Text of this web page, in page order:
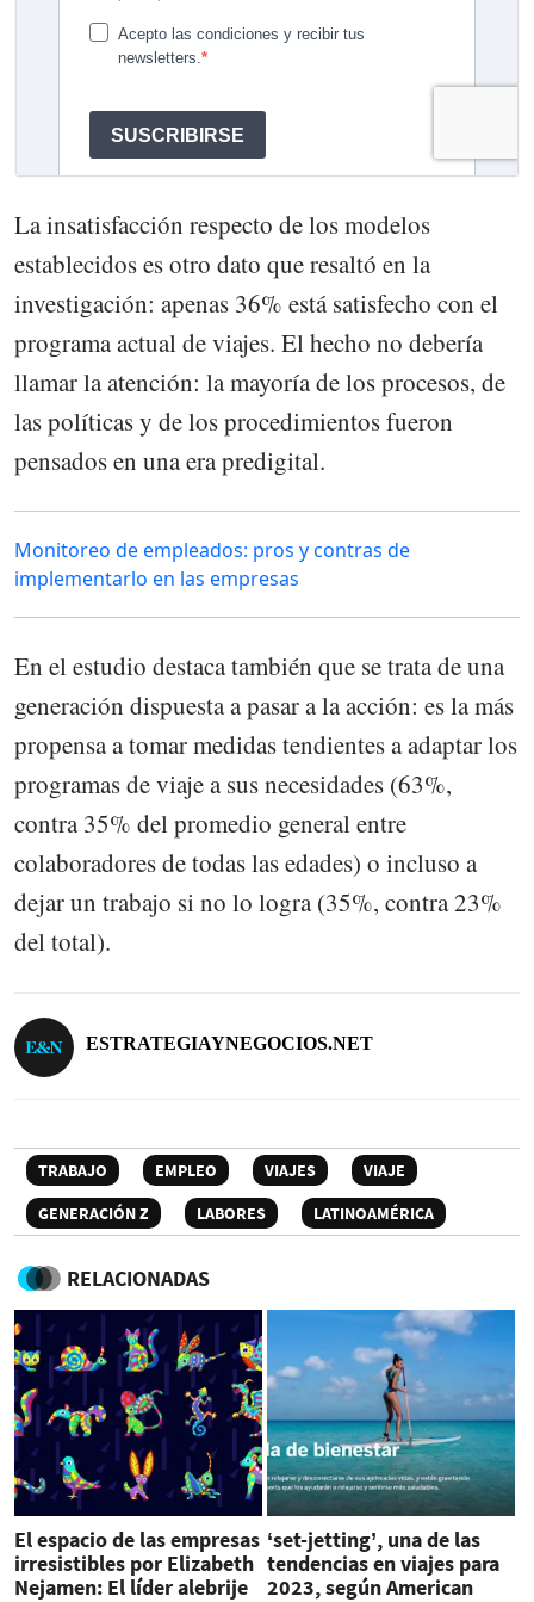
La insatisfacción respecto de los modelos
establecidos es otro dato que resaltó en la
investigación: apenas 36% está satisfecho con el
programa actual de viajes. El hecho no debería
llamar la atención: la mayoría de los procesos, de
las políticas y de los procedimientos fueron
pensados en una era predigital.
Monitoreo de empleados: pros y contras de
implementarlo en las empresas
En el estudio destaca también que se trata de una
generación dispuesta a pasar a la acción: es la más
propensa a tomar medidas tendientes a adaptar los
programas de viaje a sus necesidades (63%,
contra 35% del promedio general entre
colaboradores de todas las edades) o incluso a
dejar un trabajo si no lo logra (35%, contra 23%
del total).
ESTRATEGIAYNEGOCIOS.NET
TRABAJO EMPLEO VIAJES
VIAJE
GENERACIÓN Z
LABORES LATINOAMÉRICA
RELACIONADAS
El espacio de las empresas
irresistibles por Elizabeth
Nejamen: El líder alebrije
‘set-jetting’, una de las
tendencias en viajes para
2023, según American